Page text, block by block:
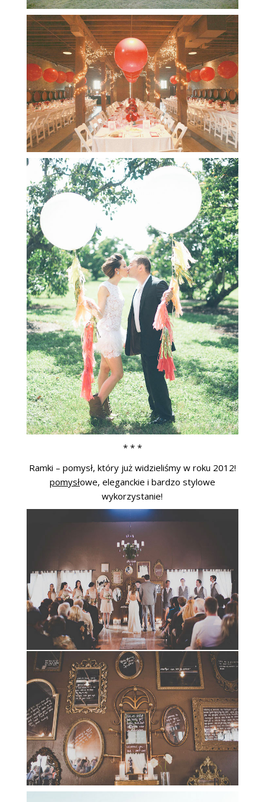
* * *
Ramki – pomysł, który już widzieliśmy w roku 2012!
pomysłowe, eleganckie i bardzo stylowe
wykorzystanie!